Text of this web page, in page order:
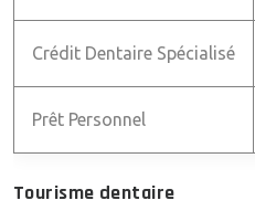
Crédit Dentaire Spécialisé
Prêt Personnel
Tourisme dentaire